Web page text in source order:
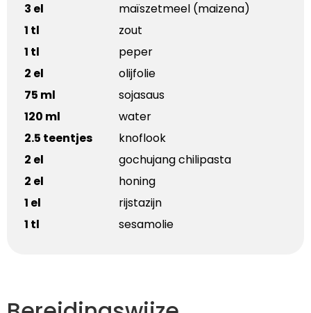
3 el
maïszetmeel (maizena)
1 tl
zout
1 tl
peper
2 el
olijfolie
75 ml
sojasaus
120 ml
water
2.5 teentjes
knoflook
2 el
gochujang chilipasta
2 el
honing
1 el
rijstazijn
1 tl
sesamolie